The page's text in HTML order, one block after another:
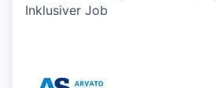
Inklusiver Job